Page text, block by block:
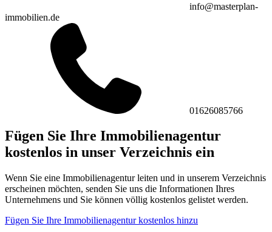
info@masterplan-
immobilien.de
01626085766
Fügen Sie Ihre Immobilienagentur
kostenlos in unser Verzeichnis ein
Wenn Sie eine Immobilienagentur leiten und in unserem Verzeichnis
erscheinen möchten, senden Sie uns die Informationen Ihres
Unternehmens und Sie können völlig kostenlos gelistet werden.
Fügen Sie Ihre Immobilienagentur kostenlos hinzu